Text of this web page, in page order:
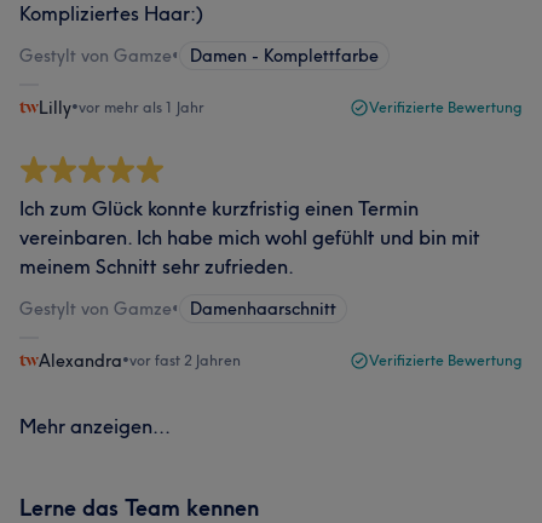
Kompliziertes Haar:)
Gestylt von Gamze• Damen - Komplettfarbe
Lilly•vor mehr als 1 Jahr Verifizierte Bewertung
Ich zum Glück konnte kurzfristig einen Termin
vereinbaren. Ich habe mich wohl gefühlt und bin mit
meinem Schnitt sehr zufrieden.
Gestylt von Gamze• Damenhaarschnitt
Alexandra•vor fast 2 Jahren Verifizierte Bewertung
Mehr anzeigen...
Lerne das Team kennen